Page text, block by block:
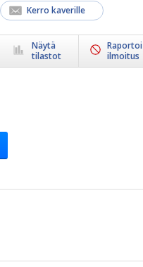
Kerro kaverille
Näytä
tilastot
Raportoi
ilmoitus